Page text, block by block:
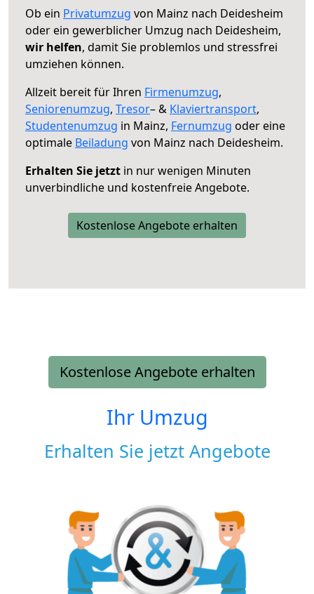
Ob ein Privatumzug von Mainz nach Deidesheim
oder ein gewerblicher Umzug nach Deidesheim,
wir helfen, damit Sie problemlos und stressfrei
umziehen können.
Allzeit bereit für Ihren Firmenumzug,
Seniorenumzug, Tresor– & Klaviertransport,
Studentenumzug in Mainz, Fernumzug oder eine
optimale Beiladung von Mainz nach Deidesheim.
Erhalten Sie jetzt in nur wenigen Minuten
unverbindliche und kostenfreie Angebote.
Kostenlose Angebote erhalten
Kostenlose Angebote erhalten
Ihr Umzug
Erhalten Sie jetzt Angebote